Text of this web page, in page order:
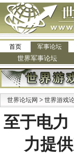
首页 军事论坛
世界军事论坛
世界论坛网 > 世界游戏
至于电力
力提